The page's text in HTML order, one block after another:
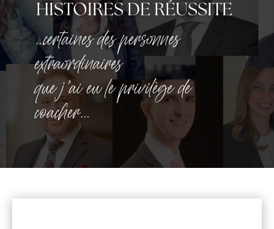
HISTOIRES DE RÉUSSITE
…certaines des personnes
extraordinaires
que j’ai eu le privilège de
coacher…